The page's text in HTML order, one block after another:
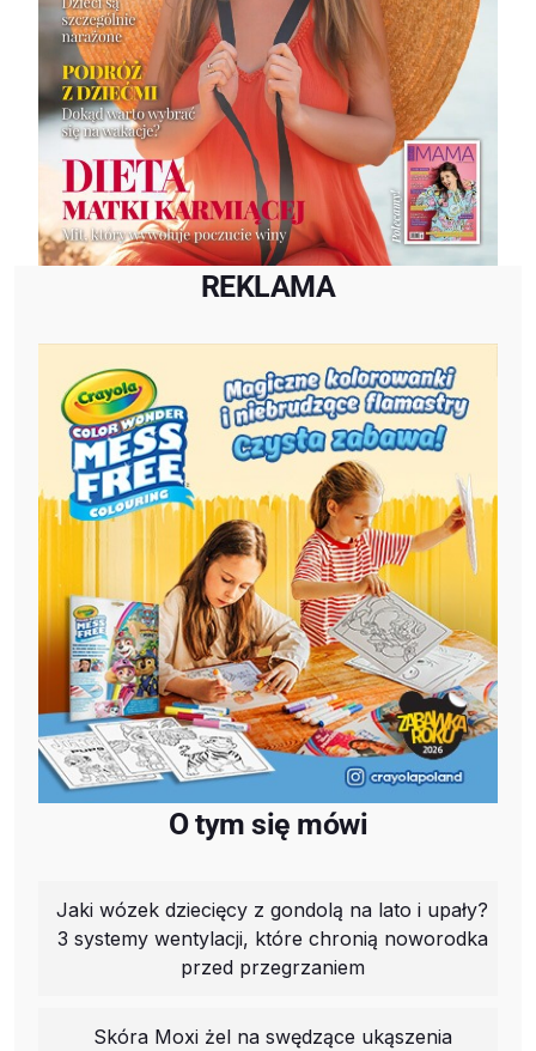
REKLAMA
O tym się mówi
Jaki wózek dziecięcy z gondolą na lato i upały?
3 systemy wentylacji, które chronią noworodka
przed przegrzaniem
Skóra Moxi żel na swędzące ukąszenia